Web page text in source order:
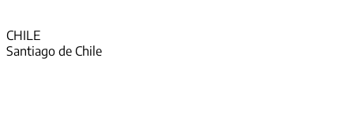
CHILE
Santiago de Chile